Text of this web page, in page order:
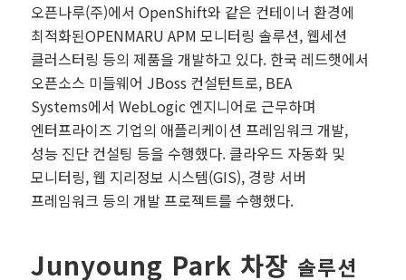
오픈나루(주)에서 OpenShift와 같은 컨테이너 환경에
최적화된OPENMARU APM 모니터링 솔루션, 웹세션
클러스터링 등의 제품을 개발하고 있다. 한국 레드햇에서
오픈소스 미들웨어 JBoss 컨설턴트로, BEA
Systems에서 WebLogic 엔지니어로 근무하며
엔터프라이즈 기업의 애플리케이션 프레임워크 개발,
성능 진단 컨설팅 등을 수행했다. 클라우드 자동화 및
모니터링, 웹 지리정보 시스템(GIS), 경량 서버
프레임워크 등의 개발 프로젝트를 수행했다.
Junyoung Park 차장 솔루션